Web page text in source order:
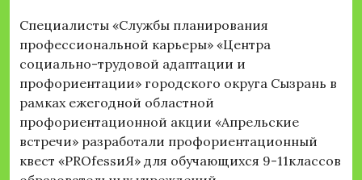
Специалисты «Службы планирования
профессиональной карьеры» «Центра
социально-трудовой адаптации и
профориентации» городского округа Сызрань в
рамках ежегодной областной
профориентационной акции «Апрельские
встречи» разработали профориентационный
квест «PROfessиЯ» для обучающихся 9-11классов